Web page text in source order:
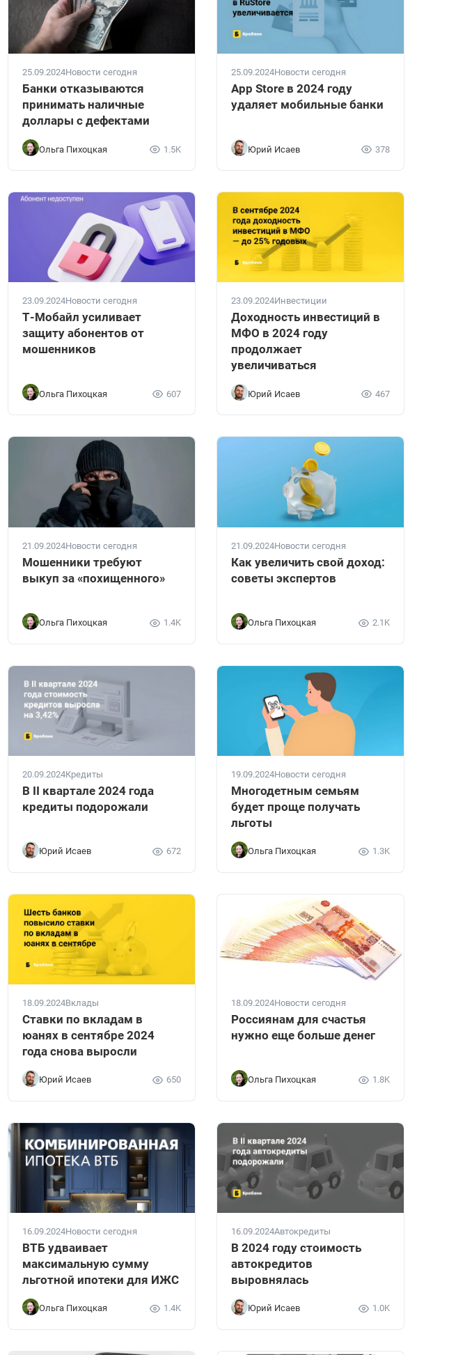
25.09.2024Новости сегодня
Банки отказываются
принимать наличные
доллары с дефектами
Ольга Пихоцкая 1.5K
25.09.2024Новости сегодня
App Store в 2024 году
удаляет мобильные банки
Юрий Исаев 378
23.09.2024Новости сегодня
Т-Мобайл усиливает
защиту абонентов от
мошенников
Ольга Пихоцкая 607
23.09.2024Инвестиции
Доходность инвестиций в
МФО в 2024 году
продолжает
увеличиваться
Юрий Исаев 467
21.09.2024Новости сегодня
Мошенники требуют
выкуп за «похищенного»
Ольга Пихоцкая 1.4K
21.09.2024Новости сегодня
Как увеличить свой доход:
советы экспертов
Ольга Пихоцкая 2.1K
20.09.2024Кредиты
В II квартале 2024 года
кредиты подорожали
Юрий Исаев 672
19.09.2024Новости сегодня
Многодетным семьям
будет проще получать
льготы
Ольга Пихоцкая 1.3K
18.09.2024Вклады
Ставки по вкладам в
юанях в сентябре 2024
года снова выросли
Юрий Исаев 650
18.09.2024Новости сегодня
Россиянам для счастья
нужно еще больше денег
Ольга Пихоцкая 1.8K
16.09.2024Новости сегодня
ВТБ удваивает
максимальную сумму
льготной ипотеки для ИЖС
Ольга Пихоцкая 1.4K
16.09.2024Автокредиты
В 2024 году стоимость
автокредитов
выровнялась
Юрий Исаев 1.0K